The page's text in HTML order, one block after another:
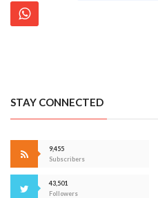
STAY CONNECTED
9,455
Subscribers
43,501
Followers